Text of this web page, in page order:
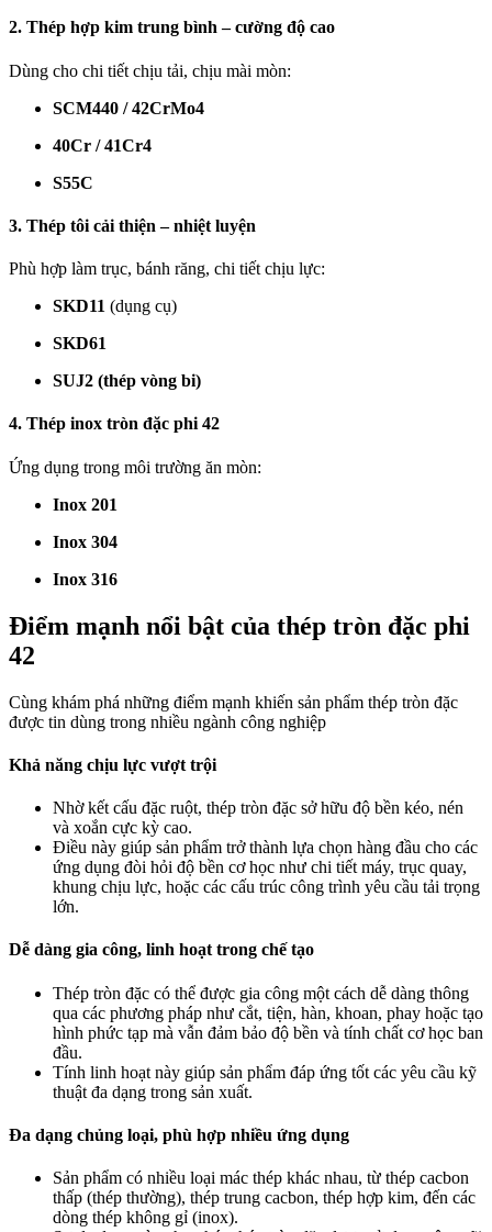
2. Thép hợp kim trung bình – cường độ cao
Dùng cho chi tiết chịu tải, chịu mài mòn:
SCM440 / 42CrMo4
40Cr / 41Cr4
S55C
3. Thép tôi cải thiện – nhiệt luyện
Phù hợp làm trục, bánh răng, chi tiết chịu lực:
SKD11 (dụng cụ)
SKD61
SUJ2 (thép vòng bi)
4. Thép inox tròn đặc phi 42
Ứng dụng trong môi trường ăn mòn:
Inox 201
Inox 304
Inox 316
Điểm mạnh nổi bật của thép tròn đặc phi
42
Cùng khám phá những điểm mạnh khiến sản phẩm thép tròn đặc
được tin dùng trong nhiều ngành công nghiệp
Khả năng chịu lực vượt trội
Nhờ kết cấu đặc ruột, thép tròn đặc sở hữu độ bền kéo, nén
và xoắn cực kỳ cao.
Điều này giúp sản phẩm trở thành lựa chọn hàng đầu cho các
ứng dụng đòi hỏi độ bền cơ học như chi tiết máy, trục quay,
khung chịu lực, hoặc các cấu trúc công trình yêu cầu tải trọng
lớn.
Dễ dàng gia công, linh hoạt trong chế tạo
Thép tròn đặc có thể được gia công một cách dễ dàng thông
qua các phương pháp như cắt, tiện, hàn, khoan, phay hoặc tạo
hình phức tạp mà vẫn đảm bảo độ bền và tính chất cơ học ban
đầu.
Tính linh hoạt này giúp sản phẩm đáp ứng tốt các yêu cầu kỹ
thuật đa dạng trong sản xuất.
Đa dạng chủng loại, phù hợp nhiều ứng dụng
Sản phẩm có nhiều loại mác thép khác nhau, từ thép cacbon
thấp (thép thường), thép trung cacbon, thép hợp kim, đến các
dòng thép không gỉ (inox).